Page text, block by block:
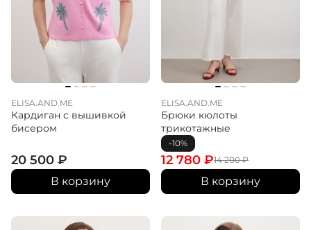
ELISA.AND.ME
Кардиган с вышивкой
бисером
20 500 ₽
В корзину
ELISA.AND.ME
Брюки кюлоты
трикотажные
-10%
14 200₽
12 780 ₽
В корзину